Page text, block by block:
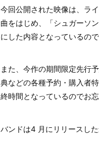
今回公開された映像は、ラ
曲をはじめ、「シュガーソ
にした内容となっているの
また、今作の期間限定先行
典などの各種予約・購入者
終時間となっているのでお
バンドは4 月にリリースし